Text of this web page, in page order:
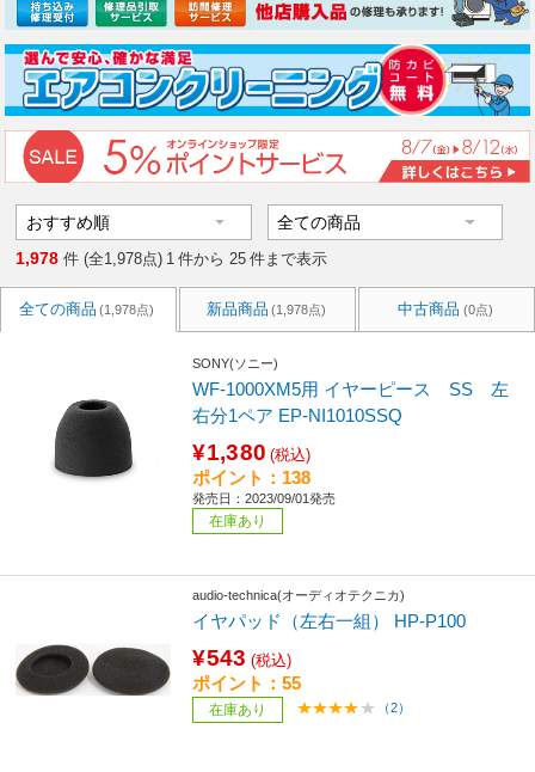
1,978 件 (全1,978点) 1 件から 25 件まで表示
全ての商品 (1,978点) 新品商品 (1,978点) 中古商品 (0点)
SONY(ソニー)
WF-1000XM5用 イヤーピース SS 左
右分1ペア EP-NI1010SSQ
¥1,380 (税込)
ポイント：138
発売日：2023/09/01発売
在庫あり
audio-technica(オーディオテクニカ)
イヤパッド（左右一組） HP-P100
¥543 (税込)
ポイント：55
在庫あり （2）